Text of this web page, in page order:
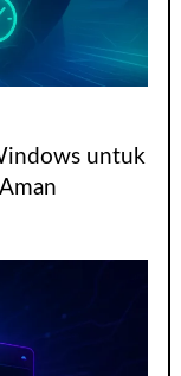
untuk